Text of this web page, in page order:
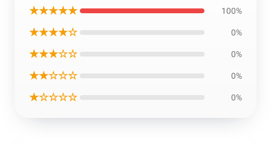
★★★★★ 100%
★★★★☆ 0%
★★★☆☆ 0%
★★☆☆☆ 0%
★☆☆☆☆ 0%